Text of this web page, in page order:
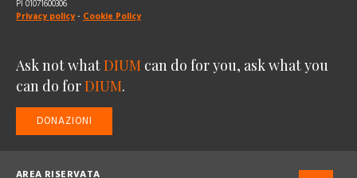
PI 01071600306
Privacy policy - Cookie Policy
Ask not whatDIUM can do for you, ask what you
can do forDIUM.
DONAZIONI
AREA RISERVATA